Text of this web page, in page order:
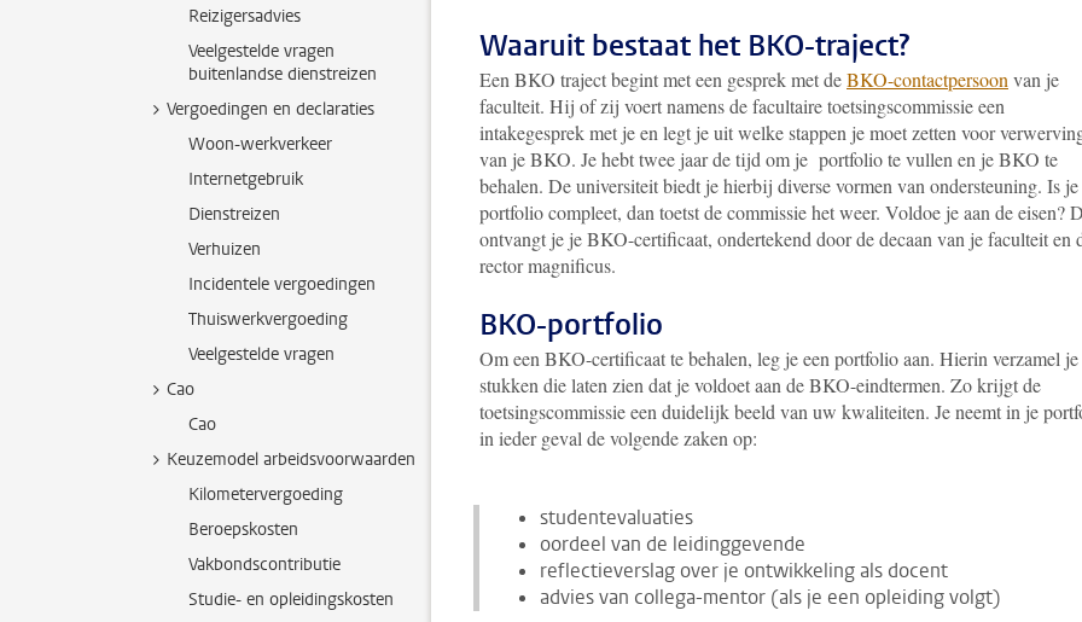
Reizigersadvies
Veelgestelde vragen
buitenlandse dienstreizen
Vergoedingen en declaraties
Woon-werkverkeer
Internetgebruik
Dienstreizen
Verhuizen
Incidentele vergoedingen
Thuiswerkvergoeding
Veelgestelde vragen
Cao
Cao
Keuzemodel arbeidsvoorwaarden
Kilometervergoeding
Beroepskosten
Vakbondscontributie
Studie- en opleidingskosten
Waaruit bestaat het BKO-traject?
Een BKO traject begint met een gesprek met deBKO-contactpersoon van je
faculteit. Hij of zij voert namens de facultaire toetsingscommissie een
intakegesprek met je en legt je uit welke stappen je moet zetten voor
van je BKO. Je hebt twee jaar de tijd om je portfolio te vullen en je BKO te
behalen. De universiteit biedt je hierbij diverse vormen van ondersteuning. Is je
portfolio compleet, dan toetst de commissie het weer. Voldoe je aan de eisen?
ontvangt je je BKO-certificaat, ondertekend door de decaan van je faculteit en
rector magnificus.
BKO-portfolio
Om een BKO-certificaat te behalen, leg je een portfolio aan. Hierin verzamel je
stukken die laten zien dat je voldoet aan de BKO-eindtermen. Zo krijgt de
toetsingscommissie een duidelijk beeld van uw kwaliteiten. Je neemt in je
in ieder geval de volgende zaken op:
studentevaluaties
oordeel van de leidinggevende
reflectieverslag over je ontwikkeling als docent
advies van collega-mentor (als je een opleiding volgt)